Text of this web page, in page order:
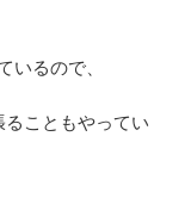
いるので、
こともやってい